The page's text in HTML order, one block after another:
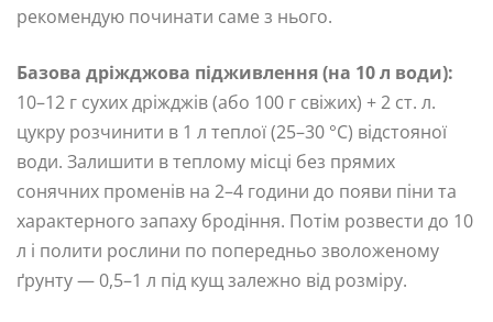
рекомендую починати саме з нього.
Базова дріжджова підживлення (на 10 л води):
10–12 г сухих дріжджів (або 100 г свіжих) + 2 ст. л.
цукру розчинити в 1 л теплої (25–30 °C) відстояної
води. Залишити в теплому місці без прямих
сонячних променів на 2–4 години до появи піни та
характерного запаху бродіння. Потім розвести до 10
л і полити рослини по попередньо зволоженому
ґрунту — 0,5–1 л під кущ залежно від розміру.